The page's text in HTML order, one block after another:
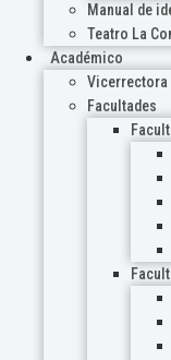
Manual de
Teatro La
Académico
Vicerrectora
Facultades